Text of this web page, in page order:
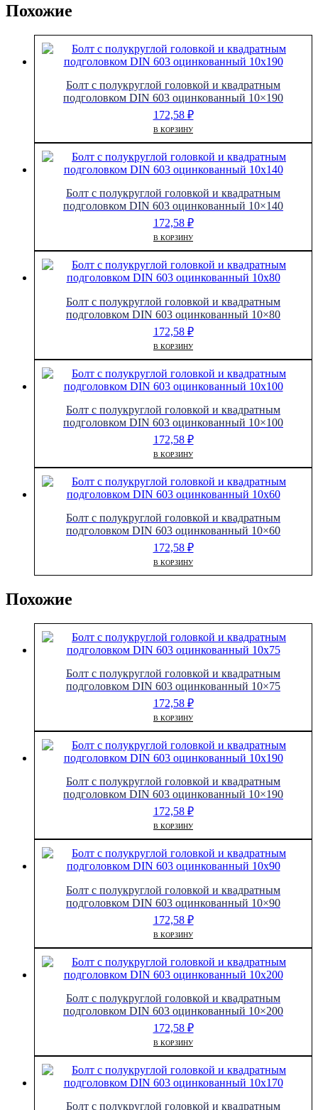
Похожие
Болт с полукруглой головкой и квадратным
подголовком DIN 603 оцинкованный 10×190
172,58 ₽
В КОРЗИНУ
Болт с полукруглой головкой и квадратным
подголовком DIN 603 оцинкованный 10×140
172,58 ₽
В КОРЗИНУ
Болт с полукруглой головкой и квадратным
подголовком DIN 603 оцинкованный 10×80
172,58 ₽
В КОРЗИНУ
Болт с полукруглой головкой и квадратным
подголовком DIN 603 оцинкованный 10×100
172,58 ₽
В КОРЗИНУ
Болт с полукруглой головкой и квадратным
подголовком DIN 603 оцинкованный 10×60
172,58 ₽
В КОРЗИНУ
Похожие
Болт с полукруглой головкой и квадратным
подголовком DIN 603 оцинкованный 10×75
172,58 ₽
В КОРЗИНУ
Болт с полукруглой головкой и квадратным
подголовком DIN 603 оцинкованный 10×190
172,58 ₽
В КОРЗИНУ
Болт с полукруглой головкой и квадратным
подголовком DIN 603 оцинкованный 10×90
172,58 ₽
В КОРЗИНУ
Болт с полукруглой головкой и квадратным
подголовком DIN 603 оцинкованный 10×200
172,58 ₽
В КОРЗИНУ
Болт с полукруглой головкой и квадратным